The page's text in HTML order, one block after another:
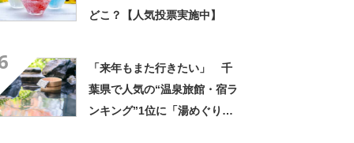
どこ？【人気投票実施中】
「来年もまた行きたい」 千
葉県で人気の“温泉旅館・宿ラ
ンキング”1位に「湯めぐりで